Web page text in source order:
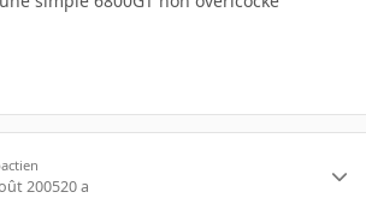
200520 a